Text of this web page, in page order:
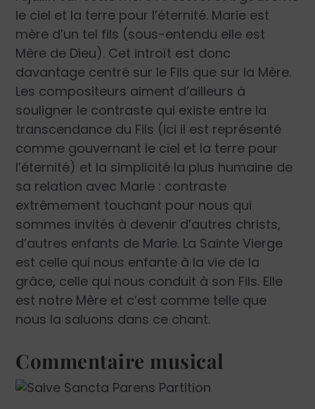
le ciel et la terre pour l’éternité. Marie est
mère d’un tel fils (sous-entendu elle est
Mère de Dieu). Cet introït est donc
davantage centré sur le Fils que sur la Mère.
Les compositeurs aiment d’ailleurs à
souligner le contraste qui existe entre la
transcendance du Fils (ici il est représenté
comme gouvernant le ciel et la terre pour
l’éternité) et la simplicité la plus humaine de
sa relation avec Marie : contraste
extrêmement touchant pour nous qui
sommes invités à devenir d’autres christs,
d’autres enfants de Marie. La Sainte Vierge
est celle qui nous enfante à la vie de la
grâce, celle qui nous conduit à son Fils. Elle
est notre Mère et c’est comme telle que
nous la saluons dans ce chant.
Commentaire musical